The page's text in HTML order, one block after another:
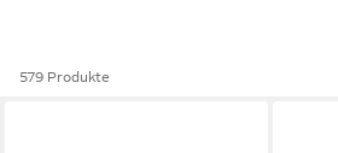
579 Produkte